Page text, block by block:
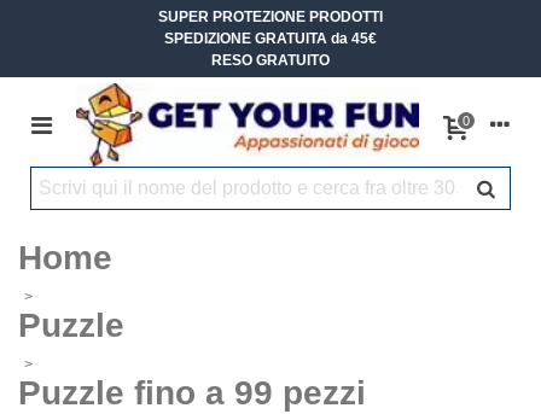
SUPER PROTEZIONE PRODOTTI
SPEDIZIONE GRATUITA da 45€
RESO GRATUITO
0
Home
>
Puzzle
>
Puzzle fino a 99 pezzi